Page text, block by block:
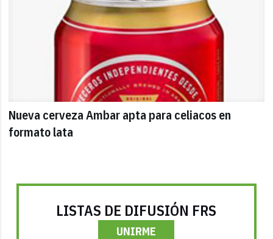
Nueva cerveza Ambar apta para celiacos en
formato lata
LISTAS DE DIFUSIÓN FRS
UNIRME